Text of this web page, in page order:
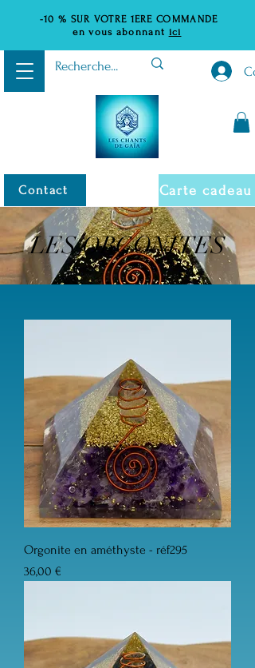
-10 % SUR VOTRE 1ERE COMMANDE
en vous abonnant ici
Contact Carte cadeau
LES ORGONITES
Orgonite en améthyste - réf295
Prix
36,00 €